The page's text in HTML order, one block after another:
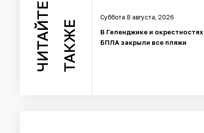
ЧИТАЙТЕ ТАКЖЕ
Суббота 8 августа, 2026
В Геленджике и
БПЛА закрыли все пляжи